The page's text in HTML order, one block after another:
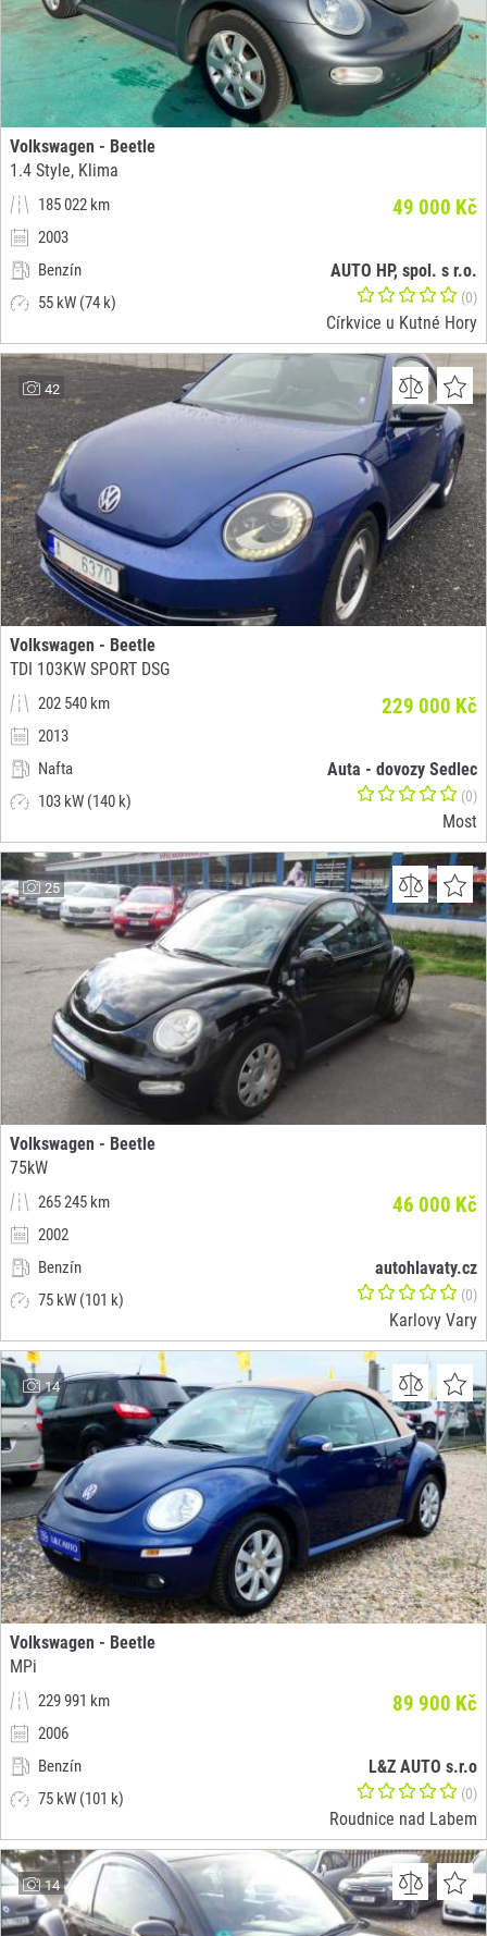
Volkswagen - Beetle
1.4 Style, Klima
185 022 km
2003
Benzín
55 kW (74 k)
49 000 Kč
AUTO HP, spol. s r.o.
(0)
Církvice u Kutné Hory
42
Volkswagen - Beetle
TDI 103KW SPORT DSG
202 540 km
2013
Nafta
103 kW (140 k)
229 000 Kč
Auta - dovozy Sedlec
(0)
Most
25
Volkswagen - Beetle
75kW
265 245 km
2002
Benzín
75 kW (101 k)
46 000 Kč
autohlavaty.cz
(0)
Karlovy Vary
14
Volkswagen - Beetle
MPi
229 991 km
2006
Benzín
75 kW (101 k)
89 900 Kč
L&Z AUTO s.r.o
(0)
Roudnice nad Labem
14